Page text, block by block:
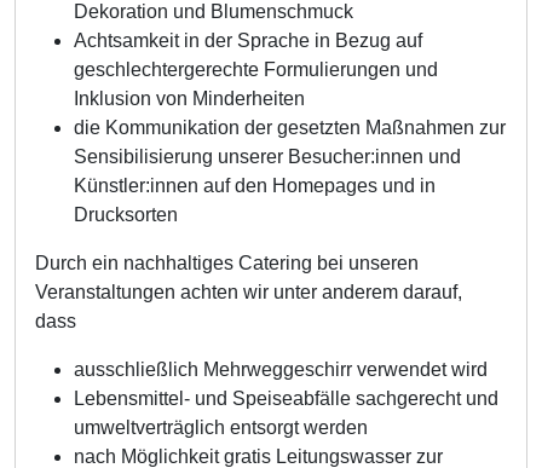
Dekoration und Blumenschmuck
Achtsamkeit in der Sprache in Bezug auf
geschlechtergerechte Formulierungen und
Inklusion von Minderheiten
die Kommunikation der gesetzten Maßnahmen zur
Sensibilisierung unserer Besucher:innen und
Künstler:innen auf den Homepages und in
Drucksorten
Durch ein nachhaltiges Catering bei unseren
Veranstaltungen achten wir unter anderem darauf,
dass
ausschließlich Mehrweggeschirr verwendet wird
Lebensmittel- und Speiseabfälle sachgerecht und
umweltverträglich entsorgt werden
nach Möglichkeit gratis Leitungswasser zur